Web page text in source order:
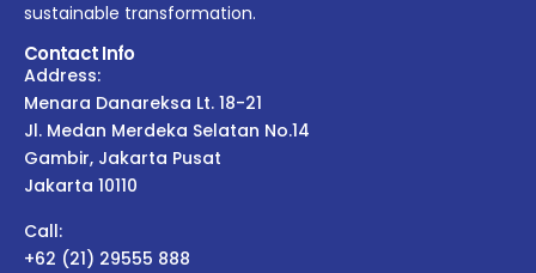
sustainable transformation.
Contact Info
Address:
Menara Danareksa Lt. 18-21
Jl. Medan Merdeka Selatan No.14
Gambir, Jakarta Pusat
Jakarta 10110
Call:
+62 (21) 29555 888